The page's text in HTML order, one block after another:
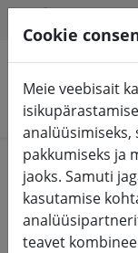
Otsi tooteid
Home
Cookie
Meie veebisait
pakkumiseks ja
jaoks. Samuti
kasutamise
teavet